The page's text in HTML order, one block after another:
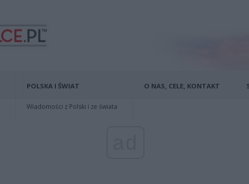
POLSKA I ŚWIAT
Wiadomości z Polski i ze świata
O NAS, CELE, KONTAKT